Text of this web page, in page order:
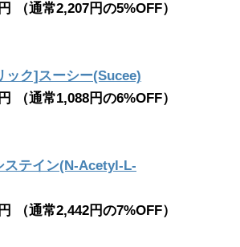
（通常2,207円の5%OFF）
ック]スーシー(Sucee)
（通常1,088円の6%OFF）
ステイン(N-Acetyl-L-
（通常2,442円の7%OFF）